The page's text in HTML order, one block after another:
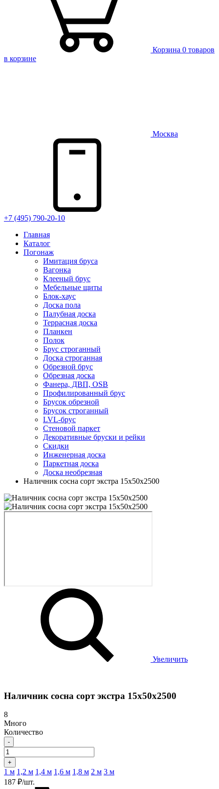
Корзина 0 товаров
в корзине
Москва
+7 (495) 790-20-10
Главная
Каталог
Погонаж
Имитация бруса
Вагонка
Клееный брус
Мебельные щиты
Блок-хаус
Доска пола
Палубная доска
Террасная доска
Планкен
Полок
Брус строганный
Доска строганная
Обрезной брус
Обрезная доска
Фанера, ДВП, OSB
Профилированный брус
Брусок обрезной
Брусок строганный
LVL-брус
Стеновой паркет
Декоративные бруски и рейки
Скидки
Инженерная доска
Паркетная доска
Доска необрезная
Наличник сосна сорт экстра 15х50х2500
Увеличить
Наличник сосна сорт экстра 15х50х2500
8
Много
Количество
-
+
1 м 1,2 м 1,4 м 1,6 м 1,8 м 2 м 3 м
187 ₽/шт.